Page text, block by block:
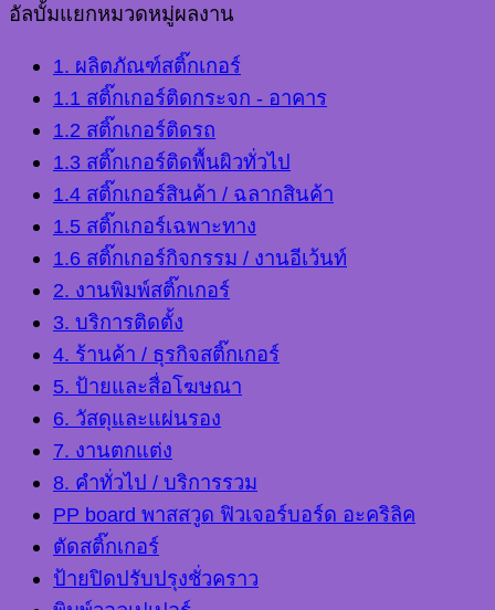
อัลบั้มแยกหมวดหมู่ผลงาน
1. ผลิตภัณฑ์สติ๊กเกอร์
1.1 สติ๊กเกอร์ติดกระจก - อาคาร
1.2 สติ๊กเกอร์ติดรถ
1.3 สติ๊กเกอร์ติดพื้นผิวทั่วไป
1.4 สติ๊กเกอร์สินค้า / ฉลากสินค้า
1.5 สติ๊กเกอร์เฉพาะทาง
1.6 สติ๊กเกอร์กิจกรรม / งานอีเว้นท์
2. งานพิมพ์สติ๊กเกอร์
3. บริการติดตั้ง
4. ร้านค้า / ธุรกิจสติ๊กเกอร์
5. ป้ายและสื่อโฆษณา
6. วัสดุและแผ่นรอง
7. งานตกแต่ง
8. คำทั่วไป / บริการรวม
PP board พาสสวูด ฟิวเจอร์บอร์ด อะคริลิค
ตัดสติ๊กเกอร์
ป้ายปิดปรับปรุงชั่วคราว